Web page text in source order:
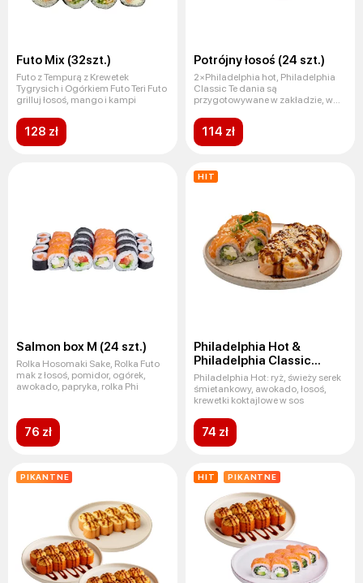
Futo Mix (32szt.)
Futo z Tempurą z Krewetek
Tygrysich i Ogórkiem Futo Teri Futo
grilluj łosoś, mango i kampi
128 zł
Potrójny łosoś (24 szt.)
2×Philadelphia hot, Philadelphia
Classic Te dania są
przygotowywane w zakładzie, w
114 zł
Salmon box M (24 szt.)
Rolka Hosomaki Sake, Rolka Futo
mak z łosoś, pomidor, ogórek,
awokado, papryka, rolka Phi
76 zł
HIT
Philadelphia Hot &
Philadelphia Classic
(16 szt.)
Philadelphia Hot: ryż, świeży serek
śmietankowy, awokado, łosoś,
krewetki koktajlowe w sos
74 zł
PIKANTNE HIT PIKANTNE